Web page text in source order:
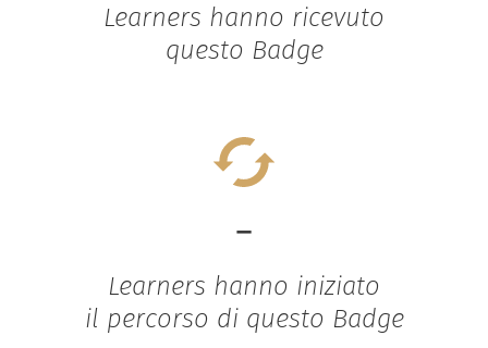
Learners hanno ricevuto
questo Badge
-
Learners hanno iniziato
il percorso di questo Badge